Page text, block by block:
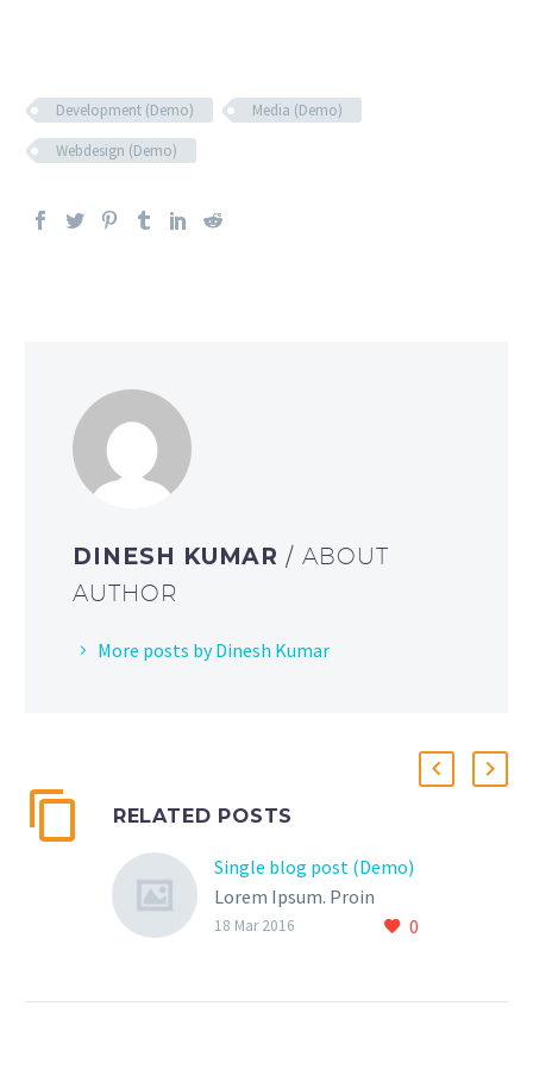
Development (Demo)
Media (Demo)
Webdesign (Demo)
DINESH KUMAR/ ABOUT
AUTHOR
More posts by Dinesh Kumar
RELATED POSTS
Single blog post (Demo)
Lorem Ipsum. Proin
gravida nibh vel velit
0
18 Mar 2016